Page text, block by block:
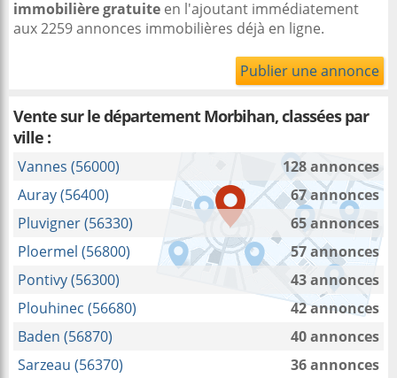
immobilière gratuite en l'ajoutant immédiatement
aux 2259 annonces immobilières déjà en ligne.
Publier une annonce
Vente sur le département Morbihan, classées par
ville :
Vannes (56000)
128 annonces
Auray (56400)
67 annonces
Pluvigner (56330)
65 annonces
Ploermel (56800)
57 annonces
Pontivy (56300)
43 annonces
Plouhinec (56680)
42 annonces
Baden (56870)
40 annonces
Sarzeau (56370)
36 annonces